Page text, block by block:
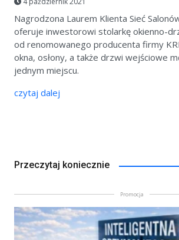
Nagrodzona Laurem Klienta Sieć
oferuje inwestorowi stolarkę okienno-
od renomowanego producenta firmy
okna, osłony, a także drzwi wejściowe
jednym miejscu.
czytaj dalej
Przeczytaj koniecznie
Promocja